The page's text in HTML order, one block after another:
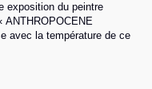
exposition du peintre
ANTHROPOCENE
avec la température de ce